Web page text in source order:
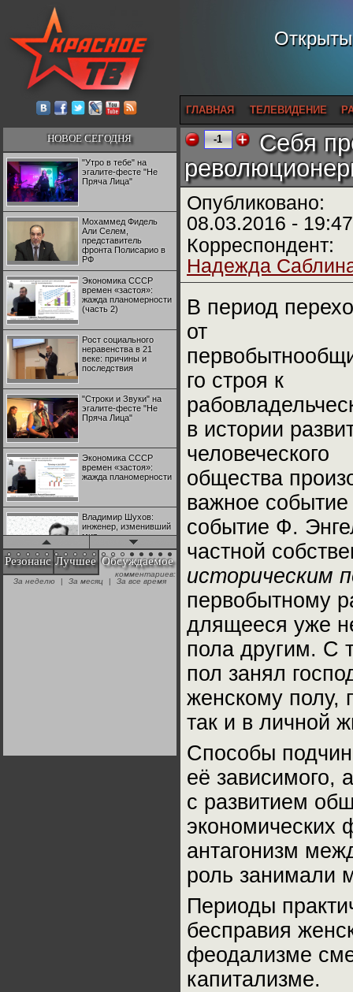
ГЛАВНАЯ ТЕЛЕВИДЕНИЕ
НОВОЕ СЕГОДНЯ
"Утро в тебе" на
эгалите-фесте "Не
Пряча Лица"
Мохаммед Фидель
Али Селем,
представитель
фронта Полисарио в
РФ
Экономика СССР
времен «застоя»:
жажда планомерности
(часть 2)
Рост социального
неравенства в 21
веке: причины и
последствия
"Строки и Звуки" на
эгалите-фесте "Не
Пряча Лица"
Экономика СССР
времен «застоя»:
жажда планомерности
Владимир Шухов:
инженер, изменивший
мир
"Аркадий Коц" на
эгалите-фесте "Не
Резонанс Лучшее Обсуждаемое
комментариев:
За неделю
| За месяц | За все время
-1
Себя
Опубликовано:
08.03.2016 - 19:47
Корреспондент:
Надежда
В период
от
го строя к
в истории
человеческого
общества
важное
событие Ф.
частной
историческим
первобытному
длящееся уже
пола другим. С
пол занял
женскому полу,
так и в личной
Способы
её зависимого,
с развитием
экономических
антагонизм
роль занимали
Периоды
бесправия
феодализме
капитализме.